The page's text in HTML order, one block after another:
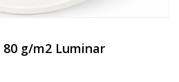
g/m2 Luminar